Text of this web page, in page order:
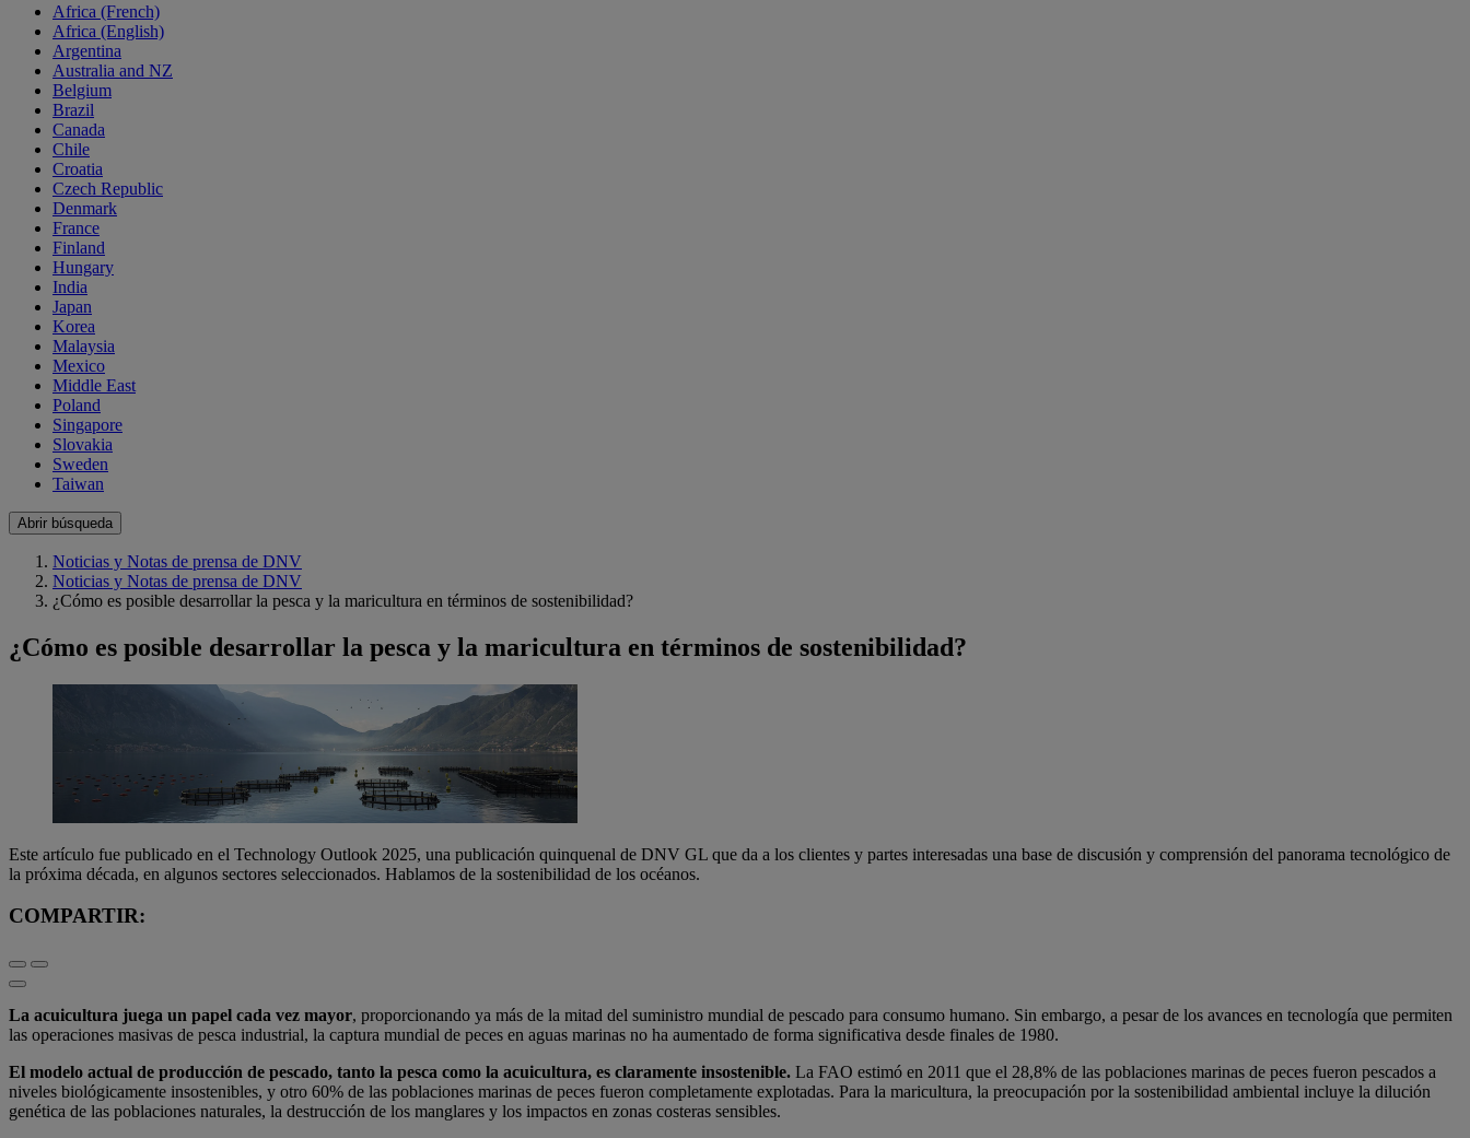
Africa (French)
Africa (English)
Argentina
Australia and NZ
Belgium
Brazil
Canada
Chile
Croatia
Czech Republic
Denmark
France
Finland
Hungary
India
Japan
Korea
Malaysia
Mexico
Middle East
Poland
Singapore
Slovakia
Sweden
Taiwan
Abrir búsqueda
Noticias y Notas de prensa de DNV
Noticias y Notas de prensa de DNV
¿Cómo es posible desarrollar la pesca y la maricultura en términos de sostenibilidad?
¿Cómo es posible desarrollar la pesca y la maricultura en términos de sostenibilidad?
Este artículo fue publicado en el Technology Outlook 2025, una publicación quinquenal de DNV GL que da a los clientes y partes interesadas una base de discusión y comprensión del panorama tecnológico de
la próxima década, en algunos sectores seleccionados. Hablamos de la sostenibilidad de los océanos.
COMPARTIR:
La acuicultura juega un papel cada vez mayor, proporcionando ya más de la mitad del suministro mundial de pescado para consumo humano. Sin embargo, a pesar de los avances en tecnología que permiten
las operaciones masivas de pesca industrial, la captura mundial de peces en aguas marinas no ha aumentado de forma significativa desde finales de 1980.
El modelo actual de producción de pescado, tanto la pesca como la acuicultura, es claramente insostenible. La FAO estimó en 2011 que el 28,8% de las poblaciones marinas de peces fueron pescados a
niveles biológicamente insostenibles, y otro 60% de las poblaciones marinas de peces fueron completamente explotadas. Para la maricultura, la preocupación por la sostenibilidad ambiental incluye la dilución
genética de las poblaciones naturales, la destrucción de los manglares y los impactos en zonas costeras sensibles.